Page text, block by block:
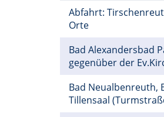
Abfahrt:
Orte
Bad Alexandersbad
gegenüber der
Bad Neualbenreuth,
Tillensaal